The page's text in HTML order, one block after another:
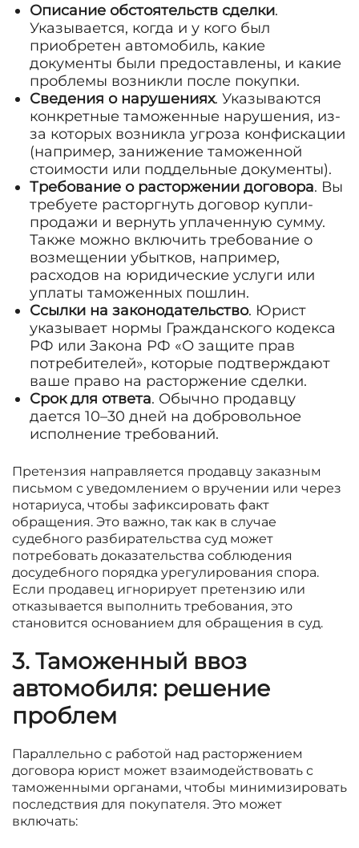
Описание обстоятельств сделки.
Указывается, когда и у кого был
приобретен автомобиль, какие
документы были предоставлены, и какие
проблемы возникли после покупки.
Сведения о нарушениях. Указываются
конкретные таможенные нарушения, из-
за которых возникла угроза конфискации
(например, занижение таможенной
стоимости или поддельные документы).
Требование о расторжении договора. Вы
требуете расторгнуть договор купли-
продажи и вернуть уплаченную сумму.
Также можно включить требование о
возмещении убытков, например,
расходов на юридические услуги или
уплаты таможенных пошлин.
Ссылки на законодательство. Юрист
указывает нормы Гражданского кодекса
РФ или Закона РФ «О защите прав
потребителей», которые подтверждают
ваше право на расторжение сделки.
Срок для ответа. Обычно продавцу
дается 10–30 дней на добровольное
исполнение требований.
Претензия направляется продавцу заказным
письмом с уведомлением о вручении или через
нотариуса, чтобы зафиксировать факт
обращения. Это важно, так как в случае
судебного разбирательства суд может
потребовать доказательства соблюдения
досудебного порядка урегулирования спора.
Если продавец игнорирует претензию или
отказывается выполнить требования, это
становится основанием для обращения в суд.
3. Таможенный ввоз
автомобиля: решение
проблем
Параллельно с работой над расторжением
договора юрист может взаимодействовать с
таможенными органами, чтобы минимизировать
последствия для покупателя. Это может
включать: